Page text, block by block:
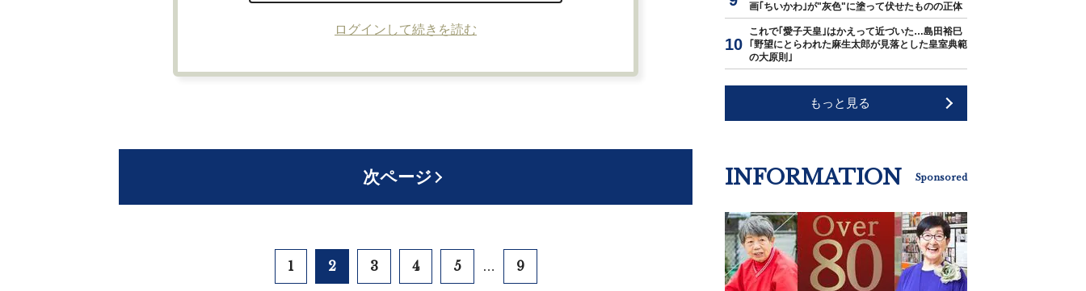
ログインして続きを読む
次ページ
1 2 3 4 5 … 9
画｢ちいかわ｣が"灰色"に塗って伏せたものの正体
これで｢愛子天皇｣はかえって近づいた…島田裕巳
｢野望にとらわれた麻生太郎が見落とした皇室典範
の大原則｣
もっと見る
INFORMATION Sponsored